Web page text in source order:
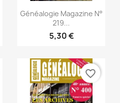
Aperçu rapide
Généalogie Magazine N°
219...
5,30 €
favorite_border